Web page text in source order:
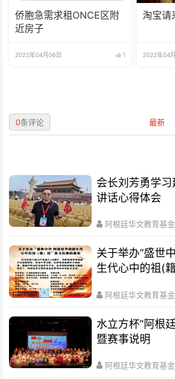
侨胞急需求租ONCE区附
近房子
2022年04月06日 1
淘宝请
2022年04
最新
0条评论
会长刘芳勇学
讲话心得体会
阿根廷华文教育基
关于举办“盛世
生代心中的祖(
阿根廷华文教育基
水立方杯”阿根
暨赛事说明
阿根廷华文教育基